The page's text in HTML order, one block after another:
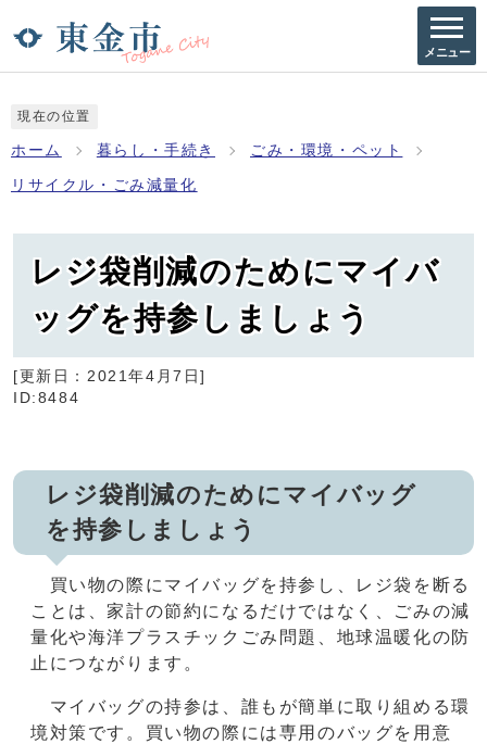
メニュー
現在の位置
ホーム 暮らし・手続き ごみ・環境・ペット
リサイクル・ごみ減量化
レジ袋削減のためにマイバ
ッグを持参しましょう
[更新日： 2021年4月7日]
ID:8484
レジ袋削減のためにマイバッグ
を持参しましょう
買い物の際にマイバッグを持参し、レジ袋を断る
ことは、家計の節約になるだけではなく、ごみの減
量化や海洋プラスチックごみ問題、地球温暖化の防
止につながります。
マイバッグの持参は、誰もが簡単に取り組める環
境対策です。買い物の際には専用のバッグを用意